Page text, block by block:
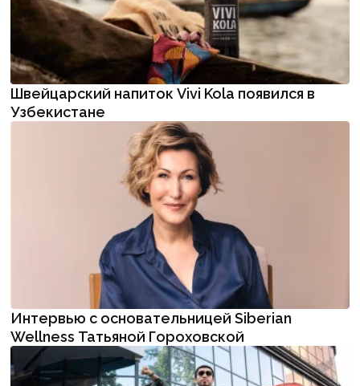
Швейцарский напиток Vivi Kola появился в
Узбекистане
Интервью с основательницей Siberian
Wellness Татьяной Гороховской